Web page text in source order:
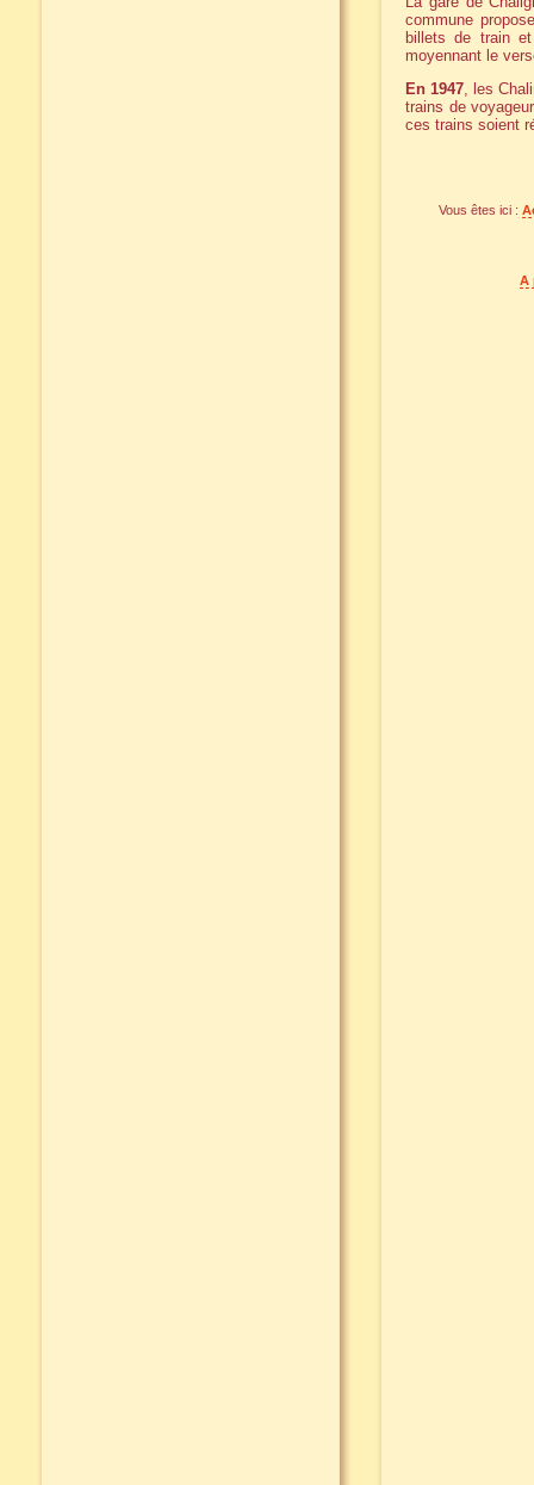
commune
billets de train
moyennant le
En 1947, les
trains de
ces trains soient
Vous êtes ici :
A